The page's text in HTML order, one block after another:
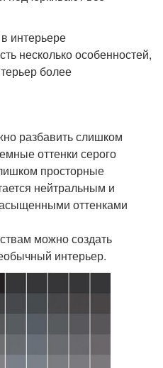
интерьере
несколько особенностей,
более
разбавить слишком
оттенки серого
просторные
нейтральным и
оттенками
можно создать
интерьер.